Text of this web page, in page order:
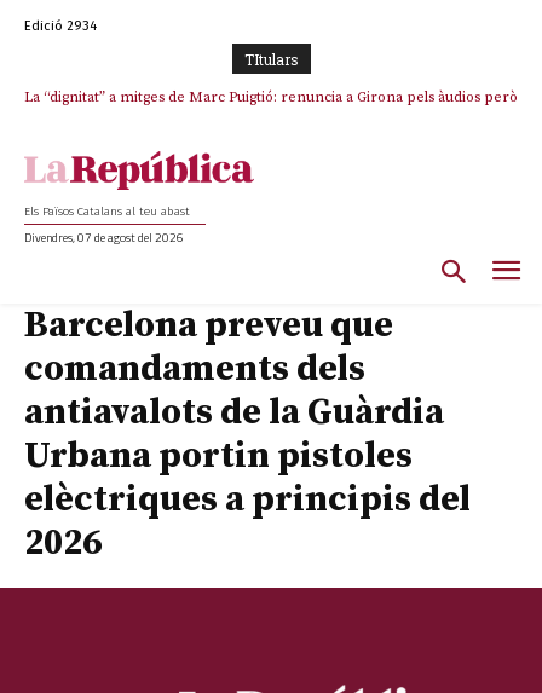
Edició 2934
TItulars
La “dignitat” a mitges de Marc Puigtió: renuncia a Girona pels àudios però
Junts exigeix que Catalunya quedi “fora” del repartiment dels menors
Els Països Catalans al teu abast
Divendres, 07 de agost del 2026
Barcelona preveu que
comandaments dels
antiavalots de la Guàrdia
Urbana portin pistoles
elèctriques a principis del
2026